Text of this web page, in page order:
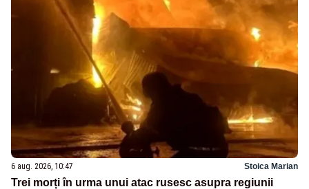
6 aug. 2026, 10:47 Stoica Marian
Trei morți în urma unui atac rusesc asupra regiunii